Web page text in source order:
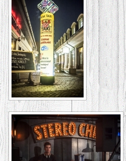
GALÉRIA
ASZTALFOGLALÁS
VENDÉGKÖNYV
KAPCSOLAT